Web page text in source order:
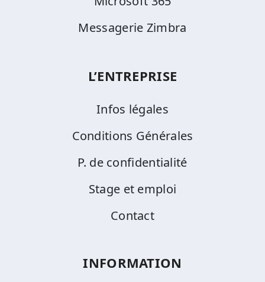
Messagerie Zimbra
L’ENTREPRISE
Infos légales
Conditions Générales
P. de confidentialité
Stage et emploi
Contact
INFORMATION